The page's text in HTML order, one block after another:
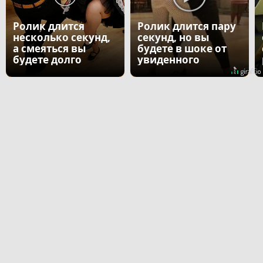
Ролик длится
несколько секунд,
а смеяться вы
будете долго
Ролик длится пару
секунд, но вы
будете в шоке от
увиденного